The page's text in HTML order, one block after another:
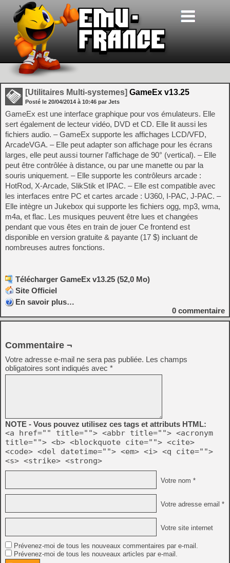
[Utilitaires Multi-systemes] GameEx v13.25
Posté le 20/04/2014 à 10:46 par Jets
GameEx est une interface graphique pour vos émulateurs. Elle
sert également de lecteur vidéo, DVD et CD. Elle lit aussi les
fichiers audio. – GameEx supporte les affichages LCD/VFD,
ArcadeVGA. – Elle peut adapter son affichage pour les écrans
larges, elle peut aussi tourner l’affichage de 90° (vertical). – Elle
peut être contrôlée à distance, ou par une manette ou par la
souris uniquement. – Elle supporte les contrôleurs arcade :
HotRod, X-Arcade, SlikStik et IPAC. – Elle est compatible avec
les interfaces entre PC et cartes arcade : U360, I-PAC, J-PAC. –
Elle intègre un Jukebox qui supporte les fichiers ogg, mp3, wma,
m4a, et flac. Les musiques peuvent être lues et changées
pendant que vous êtes en train de jouer Ce frontend est
disponible en version gratuite & payante (17 $) incluant de
nombreuses autres fonctions.
Télécharger GameEx v13.25 (52,0 Mo)
Site Officiel
En savoir plus…
0 commentaire
Commentaire ¬
Votre adresse e-mail ne sera pas publiée. Les champs
obligatoires sont indiqués avec *
NOTE - Vous pouvez utilisez ces tags et attributs HTML:
<a href="" title=""> <abbr title=""> <acronym
title=""> <b> <blockquote cite=""> <cite>
<code> <del datetime=""> <em> <i> <q cite="">
<s> <strike> <strong>
Votre nom *
Votre adresse email *
Votre site internet
Prévenez-moi de tous les nouveaux commentaires par e-mail.
Prévenez-moi de tous les nouveaux articles par e-mail.